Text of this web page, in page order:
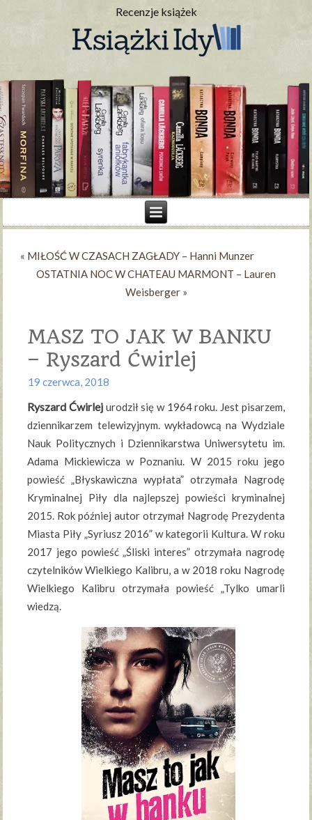
Recenzje książek
« MIŁOŚĆ W CZASACH ZAGŁADY – Hanni Munzer
OSTATNIA NOC W CHATEAU MARMONT – Lauren
Weisberger»
MASZ TO JAK W BANKU
– Ryszard Ćwirlej
19 czerwca, 2018
Ryszard Ćwirlej urodził się w 1964 roku. Jest pisarzem,
dziennikarzem telewizyjnym. wykładowcą na Wydziale
Nauk Politycznych i Dziennikarstwa Uniwersytetu im.
Adama Mickiewicza w Poznaniu. W 2015 roku jego
powieść „Błyskawiczna wypłata” otrzymała Nagrodę
Kryminalnej Piły dla najlepszej powieści kryminalnej
2015. Rok później autor otrzymał Nagrodę Prezydenta
Miasta Piły „Syriusz 2016” w kategorii Kultura. W roku
2017 jego powieść „Śliski interes” otrzymała nagrodę
czytelników Wielkiego Kalibru, a w 2018 roku Nagrodę
Wielkiego Kalibru otrzymała powieść „Tylko umarli
wiedzą.